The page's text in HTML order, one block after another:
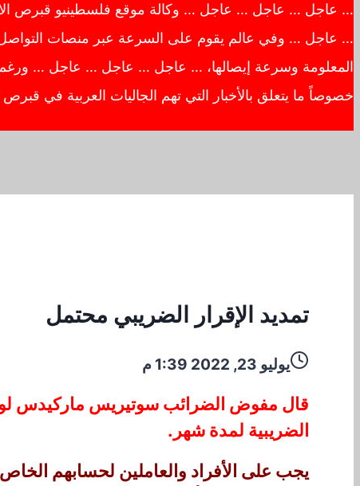
… عاجل … عاجل … عاجل … وكالة موقع فلسطينيو قبرص
… عاجل … وفي عالم يقوم على السرعة عبر منصات التواصل
المعلومة وسرعة إيصالها، … عاجل … عاجل … عاجل … ورغم
خصوصاً ما يتعلق بالأخبار التي تهم الجاليات العربية في
تمديد الإقرار الضريبي محتمل
يوليو 23, 2022 1:39 م
قال مفوض الضرائب سوتيريس ماركيدس
الضريبية لمدة شهر.